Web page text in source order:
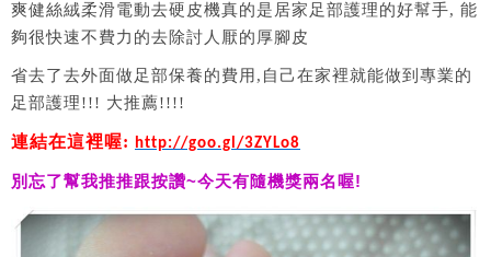
爽健絲絨柔滑電動去硬皮機真的是居家足部護理的好幫手, 能
夠很快速不費力的去除討人厭的厚腳皮
省去了去外面做足部保養的費用,自己在家裡就能做到專業的
足部護理!!! 大推薦!!!!
連結在這裡喔: http://goo.gl/3ZYLo8
別忘了幫我推推跟按讚~今天有隨機獎兩名喔!